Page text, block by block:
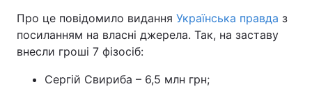
Про це повідомило видання Українська правда з
посиланням на власні джерела. Так, на заставу
внесли гроші 7 фізосіб:
Сергій Свириба – 6,5 млн грн;